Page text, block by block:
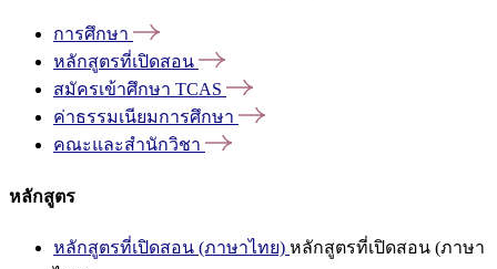
การศึกษา
หลักสูตรที่เปิดสอน
สมัครเข้าศึกษา TCAS
ค่าธรรมเนียมการศึกษา
คณะและสำนักวิชา
หลักสูตร
หลักสูตรที่เปิดสอน (ภาษาไทย) หลักสูตรที่เปิดสอน (ภาษา